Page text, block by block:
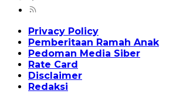
Privacy Policy
Pemberitaan Ramah Anak
Pedoman Media Siber
Rate Card
Disclaimer
Redaksi